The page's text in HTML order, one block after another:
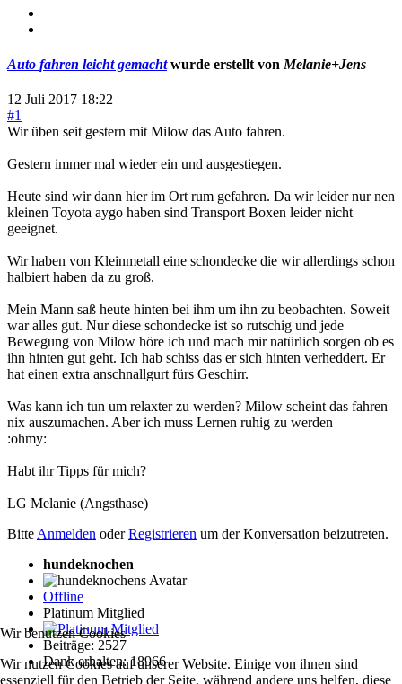
Auto fahren leicht gemachtwurde erstellt von Melanie+Jens
12 Juli 2017 18:22
#1
Wir üben seit gestern mit Milow das Auto fahren.
Gestern immer mal wieder ein und ausgestiegen.
Heute sind wir dann hier im Ort rum gefahren. Da wir leider nur nen
kleinen Toyota aygo haben sind Transport Boxen leider nicht
geeignet.
Wir haben von Kleinmetall eine schondecke die wir allerdings schon
halbiert haben da zu groß.
Mein Mann saß heute hinten bei ihm um ihn zu beobachten. Soweit
war alles gut. Nur diese schondecke ist so rutschig und jede
Bewegung von Milow höre ich und mach mir natürlich sorgen ob es
ihn hinten gut geht. Ich hab schiss das er sich hinten verheddert. Er
hat einen extra anschnallgurt fürs Geschirr.
Was kann ich tun um relaxter zu werden? Milow scheint das fahren
nix auszumachen. Aber ich muss Lernen ruhig zu werden
:ohmy:
Habt ihr Tipps für mich?
LG Melanie (Angsthase)
BitteAnmelden oderRegistrieren um der Konversation beizutreten.
hundeknochen
Offline
Platinum Mitglied
Beiträge: 2527
Dank erhalten: 18966
Wir benutzen Cookies
Wir nutzen Cookies auf unserer Website. Einige von ihnen sind
essenziell für den Betrieb der Seite, während andere uns helfen, diese